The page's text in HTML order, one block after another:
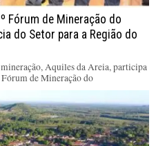
Fórum de Mineração do
do Setor para a Região do
Aquiles da Areia, participa
Fórum de Mineração do